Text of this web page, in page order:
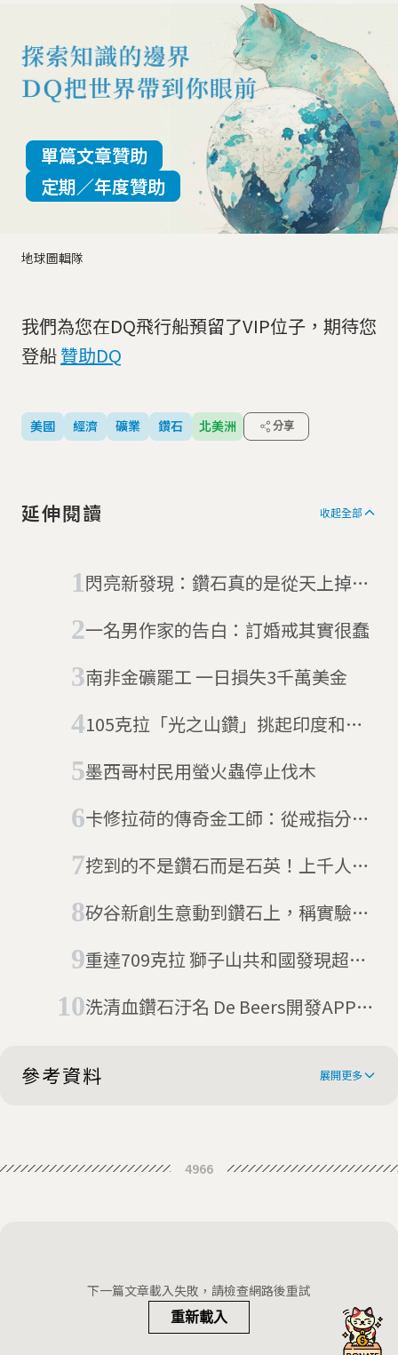
地球圖輯隊
單篇文章贊助
定期／年度贊助
我們為您在DQ飛行船預留了VIP位子，期待您
登船贊助DQ
美國 經濟 礦業 鑽石 北美洲 分享
延伸閱讀 收起全部
閃亮新發現：鑽石真的是從天上掉下
一名男作家的告白：訂婚戒其實很蠢
南非金礦罷工 一日損失3千萬美金
105克拉「光之山鑽」挑起印度和英
墨西哥村民用螢火蟲停止伐木
卡修拉荷的傳奇金工師：從戒指分工
挖到的不是鑽石而是石英！上千人的
矽谷新創生意動到鑽石上，稱實驗室
重達709克拉 獅子山共和國發現超大
洗清血鑽石汙名 De Beers開發APP來
參考資料 展開更多
Unreachable Diamonds
4966
下一篇文章載入失敗，請檢查網路後重試
重新載入